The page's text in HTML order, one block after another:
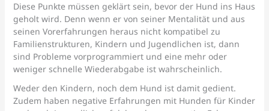
Diese Punkte müssen geklärt sein, bevor der Hund ins Haus
geholt wird. Denn wenn er von seiner Mentalität und aus
seinen Vorerfahrungen heraus nicht kompatibel zu
Familienstrukturen, Kindern und Jugendlichen ist, dann
sind Probleme vorprogrammiert und eine mehr oder
weniger schnelle Wiederabgabe ist wahrscheinlich.
Weder den Kindern, noch dem Hund ist damit gedient.
Zudem haben negative Erfahrungen mit Hunden für Kinder